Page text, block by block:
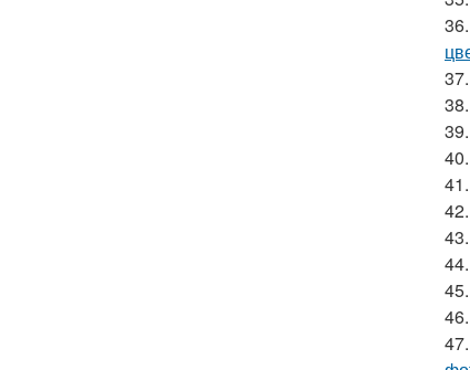
36.
37.
38.
39.
40.
41.
42.
43.
44.
45.
46.
47.